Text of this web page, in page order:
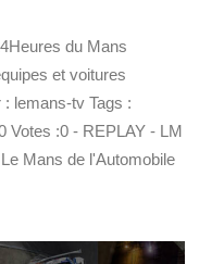
du Mans
et voitures
lemans-tv Tags :
Votes :0 - REPLAY - LM
Mans de l'Automobile